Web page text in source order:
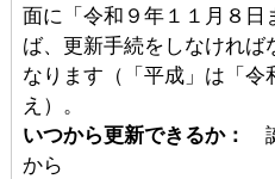
面に「令和９年１１月８日
ば、更新手続をしなければ
なります（「平成」は「令
え）。
いつから更新できるか：
から